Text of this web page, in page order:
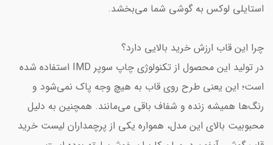
استایلی لوکس به گوشی شما می‌بخشد.
چرا این قاب ارزش خرید بالایی دارد؟
در تولید این محصول از تکنولوژی چاپ سوپر IMD استفاده شده
است؛ این یعنی طرح روی قاب به هیچ وجه پاک نمی‌شود و
رنگ‌ها همیشه زنده و شفاف باقی می‌مانند. همچنین به دلیل
محبوبیت بالای این مدل، همواره یکی از پرچمداران لیست خرید